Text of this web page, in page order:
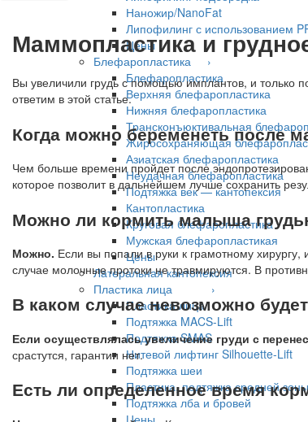
Наножир/NanoFat
Липофилинг с использованием
Цены
Блефаропластика ›
Блефаропластика
Верхняя блефаропластика
Нижняя блефаропластика
Трансконъюктивальная
Жиросохраняющая
Азиатская блефаропластика
Неудачная блефаропластика
Подтяжка век — кантопексия
Кантопластика
Круговая блефаропластика
Мужская блефаропластикая
Цены
Латеральная кантопексия
Пластика лица ›
Пластика лица
Подтяжка MACS-Lift
Подтяжка SMAS
Нитевой лифтинг Silhouette-Lift
Подтяжка шеи
Пластика, подтяжка средней
Подтяжка лба и бровей
Цены
Маммопластика и
Вы увеличили грудь с помощью имплантов, и только
ответим в этой статье.
Когда можно беременеть после
Чем больше времени пройдет после
которое позволит в дальнейшем лучше сохранить
Можно ли кормить малыша
Можно. Если вы попали в руки к грамотному
случае молочные протоки не травмируются. В
В каком случае невозможно
Если осуществлялась увеличение груди с
срастутся, гарантии нет.
Есть ли определенное время